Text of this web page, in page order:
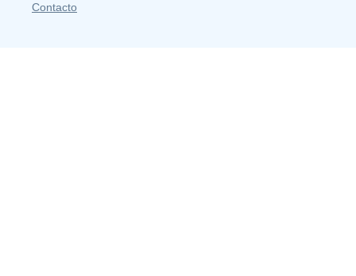
Contacto